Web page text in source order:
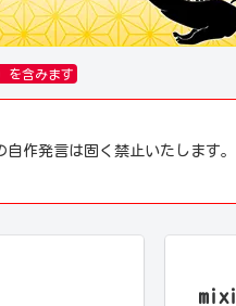
を含みます
作発言は固く禁止いたします